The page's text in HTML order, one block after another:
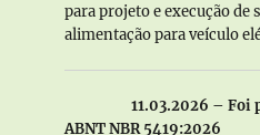
para projeto e execução de
alimentação para veículo
11.03.2026 – Foi
ABNT NBR 5419:2026